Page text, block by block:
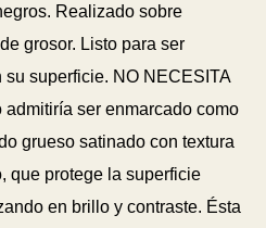
Realizado sobre
grosor. Listo para ser
superficie. NO NECESITA
ser enmarcado como
grueso satinado con textura
que protege la superficie
en brillo y contraste. Ésta